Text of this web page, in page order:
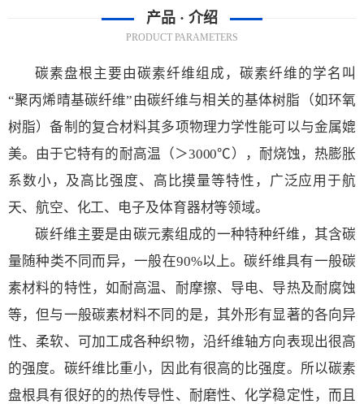
产品 · 介绍
PRODUCT PARAMETERS
碳素盘根主要由碳素纤维组成，碳素纤维的学名叫
“聚丙烯晴基碳纤维”由碳纤维与相关的基体树脂（如环氧
树脂）备制的复合材料其多项物理力学性能可以与金属媲
美。由于它特有的耐高温（＞3000℃），耐烧蚀，热膨胀
系数小，及高比强度、高比摸量等特性，广泛应用于航
天、航空、化工、电子及体育器材等领域。
碳纤维主要是由碳元素组成的一种特种纤维，其含碳
量随种类不同而异，一般在90%以上。碳纤维具有一般碳
素材料的特性，如耐高温、耐摩擦、导电、导热及耐腐蚀
等，但与一般碳素材料不同的是，其外形有显著的各向异
性、柔软、可加工成各种织物，沿纤维轴方向表现出很高
的强度。碳纤维比重小，因此有很高的比强度。所以碳素
盘根具有很好的的热传导性、耐磨性、化学稳定性，而且